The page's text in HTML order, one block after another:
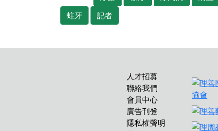
蛀牙
記者
人才招募
聯絡我們
會員中心
廣告刊登
隱私權聲明